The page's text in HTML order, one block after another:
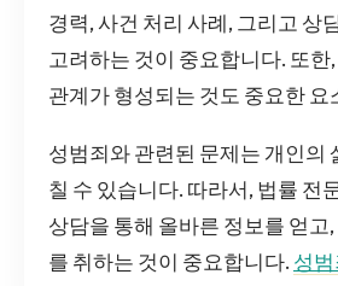
경력, 사건 처리 사례, 그리고 상
고려하는 것이 중요합니다. 또한
관계가 형성되는 것도 중요한 요
성범죄와 관련된 문제는 개인의
칠 수 있습니다. 따라서, 법률 전
상담을 통해 올바른 정보를 얻고
를 취하는 것이 중요합니다. 성